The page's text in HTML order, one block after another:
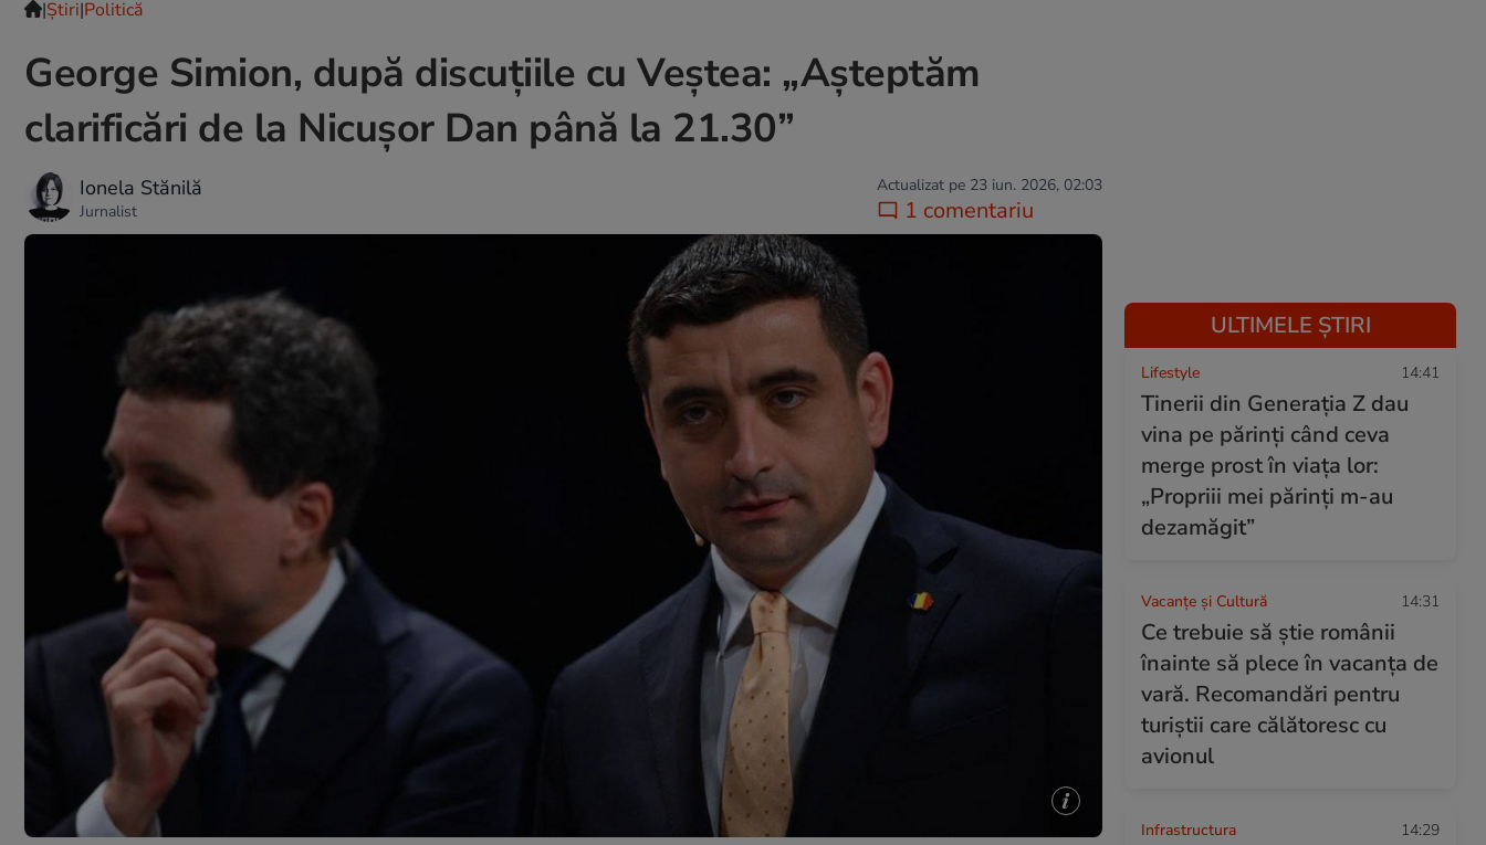
|Ştiri|Politică
George Simion, după discuțiile cu Veștea: „Așteptăm
clarificări de la Nicușor Dan până la 21.30”
Ionela Stănilă
Jurnalist
Actualizat pe 23 iun. 2026, 02:03
1 comentariu
ULTIMELE ȘTIRI
Lifestyle 14:41
Tinerii din Generația Z dau
vina pe părinți când ceva
merge prost în viața lor:
„Propriii mei părinți m-au
dezamăgit”
Vacanțe și Cultură 14:31
Ce trebuie să știe românii
înainte să plece în vacanța de
vară. Recomandări pentru
turiștii care călătoresc cu
avionul
Infrastructura 14:29